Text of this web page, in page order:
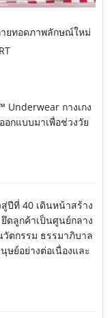
ยทอดภาพลักษณ์ใหม่
Underwear กางเกง
กแบบมาเพื่อช่วงวัย
ปีที่ 40 เดินหน้าสร้าง
ดลูกค้าเป็นศูนย์กลาง
ตกรรม ธรรมาภิบาล
ย์อย่างต่อเนื่องและ